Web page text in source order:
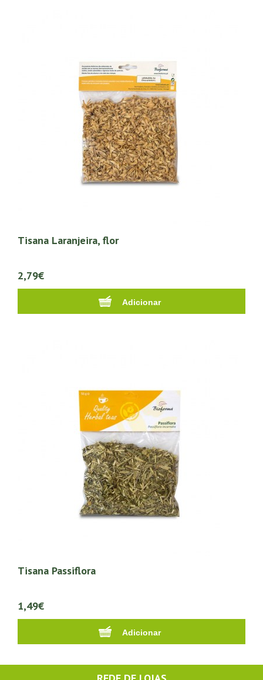
Tisana Laranjeira, flor
2,79€
Tisana Passiflora
1,49€